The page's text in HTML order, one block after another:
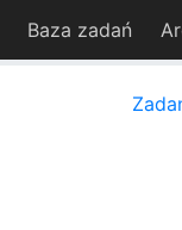
Baza zadań